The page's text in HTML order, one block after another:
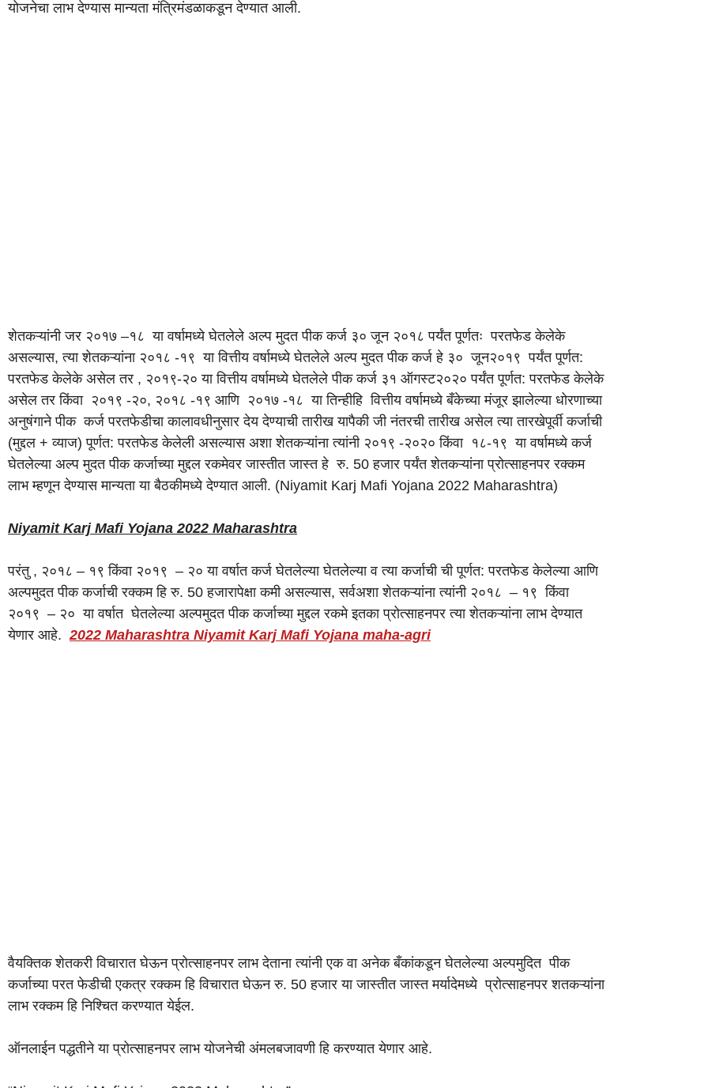
योजनेचा लाभ देण्यास मान्यता मंत्रिमंडळाकडून देण्यात आली.
शेतकऱ्यांनी जर २०१७ –१८ या वर्षामध्ये घेतलेले अल्प मुदत पीक कर्ज ३० जून २०१८ पर्यंत पूर्णतः परतफेड केलेके
असल्यास, त्या शेतकऱ्यांना २०१८ -१९ या वित्तीय वर्षामध्ये घेतलेले अल्प मुदत पीक कर्ज हे ३० जून२०१९ पर्यंत पूर्णत:
परतफेड केलेके असेल तर , २०१९-२० या वित्तीय वर्षामध्ये घेतलेले पीक कर्ज ३१ ऑगस्ट२०२० पर्यंत पूर्णत: परतफेड केलेके
असेल तर किंवा २०१९ -२०, २०१८ -१९ आणि २०१७ -१८ या तिन्हीहि वित्तीय वर्षामध्ये बँकेच्या मंजूर झालेल्या धोरणाच्या
अनुषंगाने पीक कर्ज परतफेडीचा कालावधीनुसार देय देण्याची तारीख यापैकी जी नंतरची तारीख असेल त्या तारखेपूर्वी कर्जाची
(मुद्दल + व्याज) पूर्णत: परतफेड केलेली असल्यास अशा शेतकऱ्यांना त्यांनी २०१९ -२०२० किंवा १८-१९ या वर्षामध्ये कर्ज
घेतलेल्या अल्प मुदत पीक कर्जाच्या मुद्दल रकमेवर जास्तीत जास्त हे रु. 50 हजार पर्यंत शेतकऱ्यांना प्रोत्साहनपर रक्कम
लाभ म्हणून देण्यास मान्यता या बैठकीमध्ये देण्यात आली. (Niyamit Karj Mafi Yojana 2022 Maharashtra)
Niyamit Karj Mafi Yojana 2022 Maharashtra
परंतु , २०१८ – १९ किंवा २०१९ – २० या वर्षात कर्ज घेतलेल्या घेतलेल्या व त्या कर्जाची ची पूर्णत: परतफेड केलेल्या आणि
अल्पमुदत पीक कर्जाची रक्कम हि रु. 50 हजारापेक्षा कमी असल्यास, सर्वअशा शेतकऱ्यांना त्यांनी २०१८ – १९ किंवा
२०१९ – २० या वर्षात घेतलेल्या अल्पमुदत पीक कर्जाच्या मुद्दल रकमे इतका प्रोत्साहनपर त्या शेतकऱ्यांना लाभ देण्यात
येणार आहे. 2022 Maharashtra Niyamit Karj Mafi Yojana maha-agri
वैयक्तिक शेतकरी विचारात घेऊन प्रोत्साहनपर लाभ देताना त्यांनी एक वा अनेक बँकांकडून घेतलेल्या अल्पमुदित पीक
कर्जाच्या परत फेडीची एकत्र रक्कम हि विचारात घेऊन रु. 50 हजार या जास्तीत जास्त मर्यादेमध्ये प्रोत्साहनपर शतकऱ्यांना
लाभ रक्कम हि निश्चित करण्यात येईल.
ऑनलाईन पद्धतीने या प्रोत्साहनपर लाभ योजनेची अंमलबजावणी हि करण्यात येणार आहे.